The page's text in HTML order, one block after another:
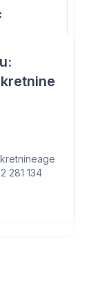
281 134